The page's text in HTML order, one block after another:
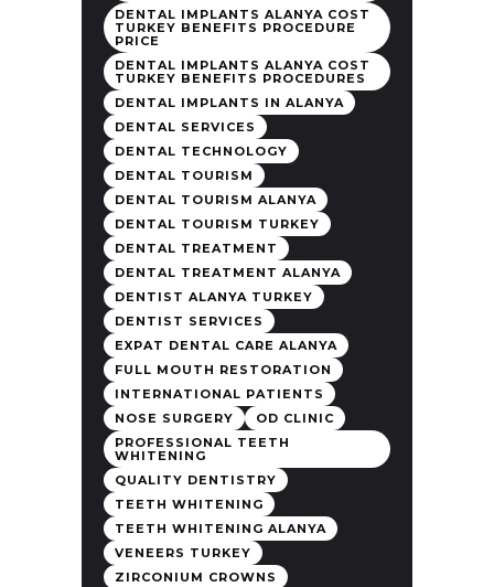
DENTAL IMPLANTS ALANYA COST
TURKEY BENEFITS PROCEDURE
PRICE
DENTAL IMPLANTS ALANYA COST
TURKEY BENEFITS PROCEDURES
DENTAL IMPLANTS IN ALANYA
DENTAL SERVICES
DENTAL TECHNOLOGY
DENTAL TOURISM
DENTAL TOURISM ALANYA
DENTAL TOURISM TURKEY
DENTAL TREATMENT
DENTAL TREATMENT ALANYA
DENTIST ALANYA TURKEY
DENTIST SERVICES
EXPAT DENTAL CARE ALANYA
FULL MOUTH RESTORATION
INTERNATIONAL PATIENTS
NOSE SURGERY
OD CLINIC
PROFESSIONAL TEETH
WHITENING
QUALITY DENTISTRY
TEETH WHITENING
TEETH WHITENING ALANYA
VENEERS TURKEY
ZIRCONIUM CROWNS